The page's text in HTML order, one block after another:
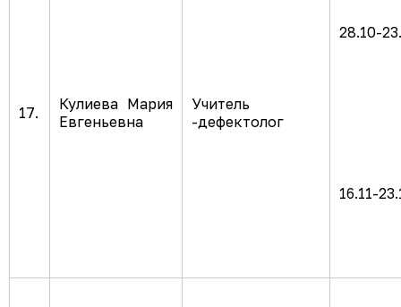
17.
Кулиева Мария
Евгеньевна
Учитель
-дефектолог
28.10-
16.11-